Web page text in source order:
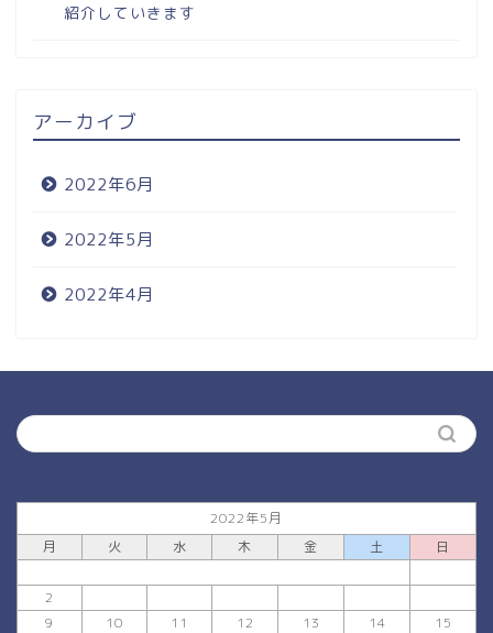
紹介していきます
アーカイブ
2022年6月
2022年5月
2022年4月
2022年5月
月
火 水 木 金 土
日
2
9
10 11 12 13 14
15